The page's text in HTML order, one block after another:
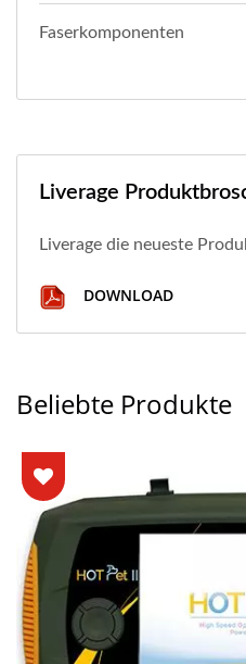
Faserkomponenten
Liverage
Liverage die neueste
DOWNLOAD
Beliebte Produkte